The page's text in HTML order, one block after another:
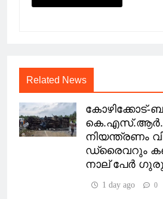
Related News
കോഴിക്കോട്-
നിയന്ത്രണം
ഡ്രൈവറും
നാല് പേർ
1 day ago 0